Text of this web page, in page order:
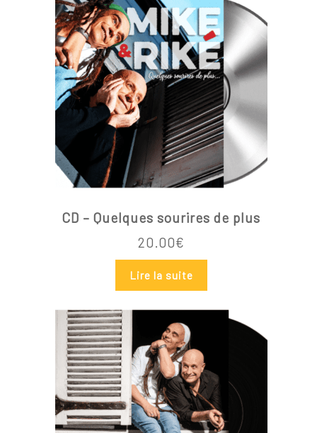
Votre panier est vide.
Go To Shop
CD – Quelques sourires de plus
20.00€
Lire la suite